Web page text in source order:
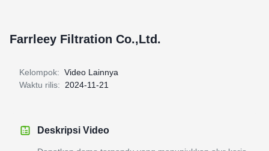
Farrleey Filtration Co.,Ltd.
Kelompok: Video Lainnya
Waktu rilis:
2024-11-21
Deskripsi Video